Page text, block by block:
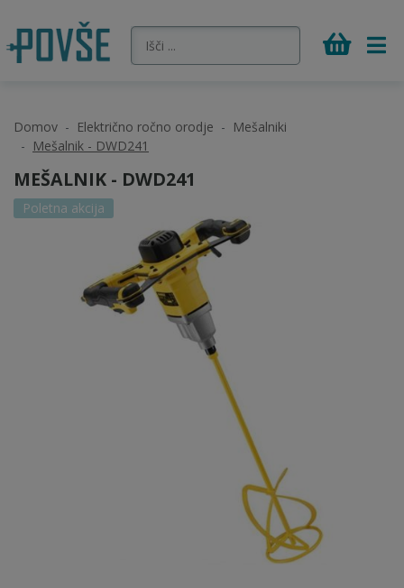
Domov Električno ročno orodje
Mešalniki
Mešalnik - DWD241
MEŠALNIK - DWD241
Poletna akcija